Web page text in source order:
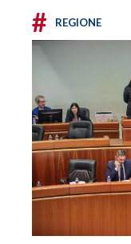
# REGIONE